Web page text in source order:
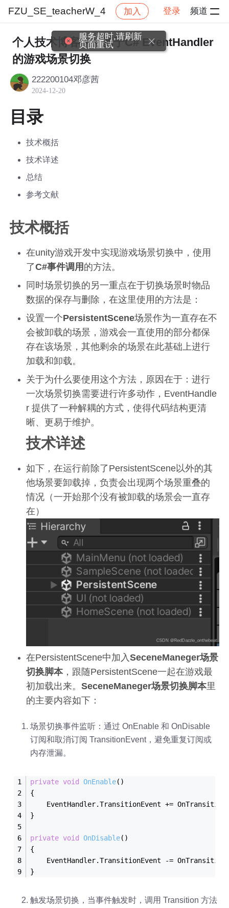
FZU_SE_teacherW_4 加入 登录 频道
社区 FZU_SE_teacherW_4 作业提交 帖子详情
个人技术博客——基于C# EventHandler
的游戏场景切换
222200104邓彦茜
2024-12-20
目录
技术概括
技术详述
总结
参考文献
技术概括
在unity游戏开发中实现游戏场景切换中，使用
了C#事件调用 的方法。
同时场景切换的另一重点在于切换场景时物品
数据的保存与删除，在这里使用的方法是：
设置一个PersistentScene场景作为一直存在不
会被卸载的场景，游戏会一直使用的部分都保
存在该场景，其他剩余的场景在此基础上进行
加载和卸载。
关于为什么要使用这个方法，原因在于：进行
一次场景切换需要进行许多动作，EventHandle
r 提供了一种解耦的方式，使得代码结构更清
晰、更易于维护。
技术详述
如下，在运行前除了PersistentScene以外的其
他场景要卸载掉，负责会出现两个场景重叠的
情况（一开始那个没有被卸载的场景会一直存
在）
在PersistentScene中加入SeceneManeger场景
切换脚本，跟随PersistentScene一起在游戏最
初加载出来。SeceneManeger场景切换脚本里
的主要内容如下：
场景切换事件监听：通过 OnEnable 和 OnDisable
订阅和取消订阅 TransitionEvent，避免重复订阅或
内存泄漏。
private void OnEnable( )
{
EventHandler.TransitionEvent +=
}
private void OnDisable( )
{
EventHandler.TransitionEvent -=
}
触发场景切换，当事件触发时，调用 Transition 方法
服务超时,请刷新
页面重试